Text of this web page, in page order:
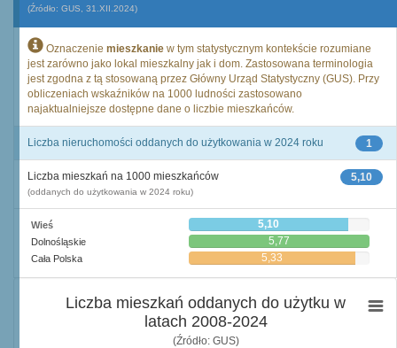
(Źródło: GUS, 31.XII.2024)
Oznaczenie mieszkanie w tym statystycznym kontekście rozumiane
jest zarówno jako lokal mieszkalny jak i dom. Zastosowana terminologia
jest zgodna z tą stosowaną przez Główny Urząd Statystyczny (GUS). Przy
obliczeniach wskaźników na 1000 ludności zastosowano
najaktualniejsze dostępne dane o liczbie mieszkańców.
1
Liczba nieruchomości oddanych do użytkowania w 2024 roku
5,10
Liczba mieszkań na 1000 mieszkańców
(oddanych do użytkowania w 2024 roku)
Wieś 5,10
Dolnośląskie 5,77
Cała Polska 5,33
Liczba mieszkań oddanych do użytku w
latach 2008-2024
(Źródło: GUS)